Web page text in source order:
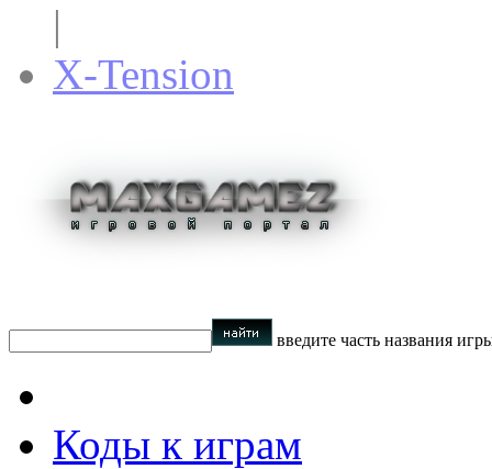
|
X-Tension
введите часть названия
Коды к играм